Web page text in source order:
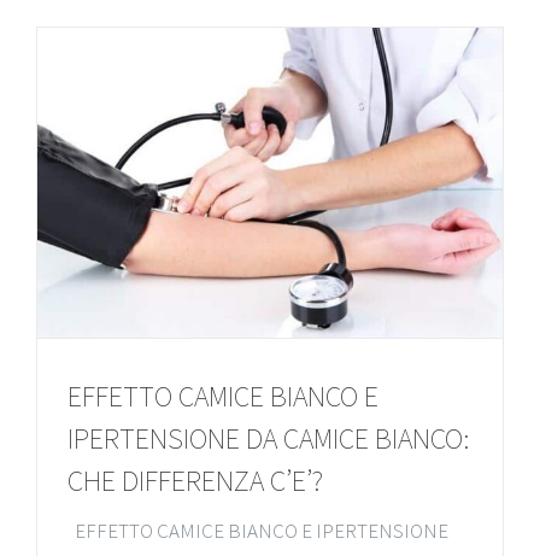
EFFETTO CAMICE BIANCO E
IPERTENSIONE DA CAMICE BIANCO:
CHE DIFFERENZA C’E’?
EFFETTO CAMICE BIANCO E IPERTENSIONE